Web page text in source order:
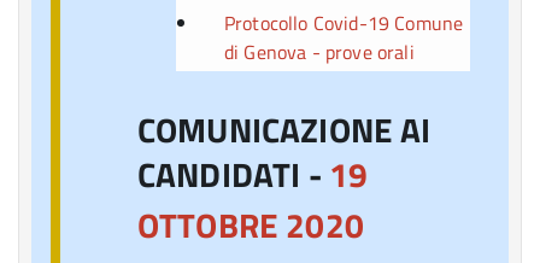
Protocollo Covid-19 Comune
di Genova - prove orali
COMUNICAZIONE AI
CANDIDATI - 19
OTTOBRE 2020